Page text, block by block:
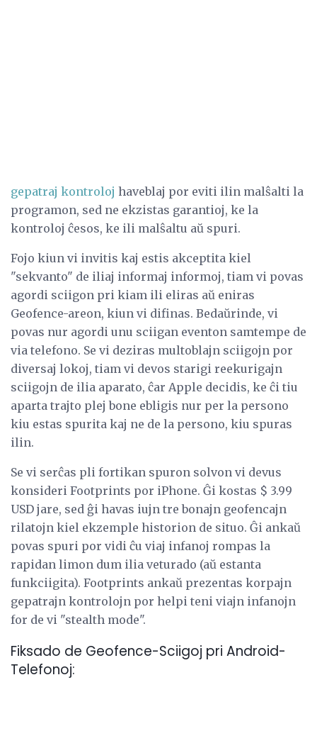
gepatraj kontroloj haveblaj por eviti ilin malŝalti la
programon, sed ne ekzistas garantioj, ke la
kontroloj ĉesos, ke ili malŝaltu aŭ spuri.
Fojo kiun vi invitis kaj estis akceptita kiel
"sekvanto" de iliaj informaj informoj, tiam vi povas
agordi sciigon pri kiam ili eliras aŭ eniras
Geofence-areon, kiun vi difinas. Bedaŭrinde, vi
povas nur agordi unu sciigan eventon samtempe de
via telefono. Se vi deziras multoblajn sciigojn por
diversaj lokoj, tiam vi devos starigi reekurigajn
sciigojn de ilia aparato, ĉar Apple decidis, ke ĉi tiu
aparta trajto plej bone ebligis nur per la persono
kiu estas spurita kaj ne de la persono, kiu spuras
ilin.
Se vi serĉas pli fortikan spuron solvon vi devus
konsideri Footprints por iPhone. Ĝi kostas $ 3.99
USD jare, sed ĝi havas iujn tre bonajn geofencajn
rilatojn kiel ekzemple historion de situo. Ĝi ankaŭ
povas spuri por vidi ĉu viaj infanoj rompas la
rapidan limon dum ilia veturado (aŭ estanta
funkciigita). Footprints ankaŭ prezentas korpajn
gepatrajn kontrolojn por helpi teni viajn infanojn
for de vi "stealth mode".
Fiksado de Geofence-Sciigoj pri Android-
Telefonoj: